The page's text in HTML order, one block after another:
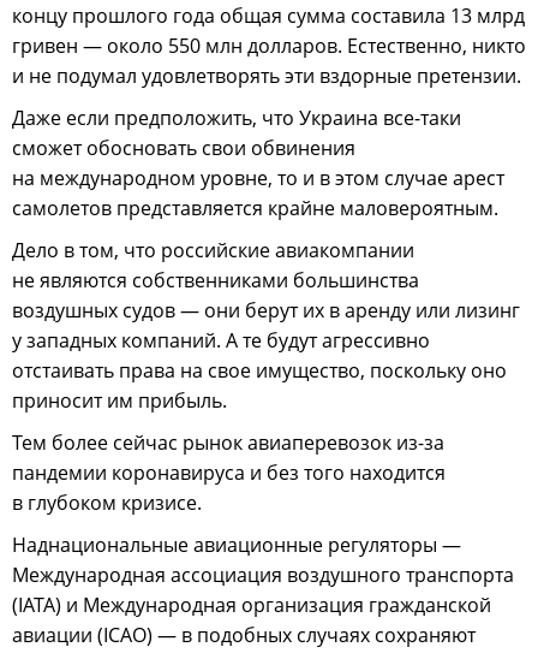
концу прошлого года общая сумма составила 13 млрд
гривен — около 550 млн долларов. Естественно, никто
и не подумал удовлетворять эти вздорные претензии.
Даже если предположить, что Украина все-таки
сможет обосновать свои обвинения
на международном уровне, то и в этом случае арест
самолетов представляется крайне маловероятным.
Дело в том, что российские авиакомпании
не являются собственниками большинства
воздушных судов — они берут их в аренду или лизинг
у западных компаний. А те будут агрессивно
отстаивать права на свое имущество, поскольку оно
приносит им прибыль.
Тем более сейчас рынок авиаперевозок из-за
пандемии коронавируса и без того находится
в глубоком кризисе.
Наднациональные авиационные регуляторы —
Международная ассоциация воздушного транспорта
(IATA) и Международная организация гражданской
авиации (ICAO) — в подобных случаях сохраняют